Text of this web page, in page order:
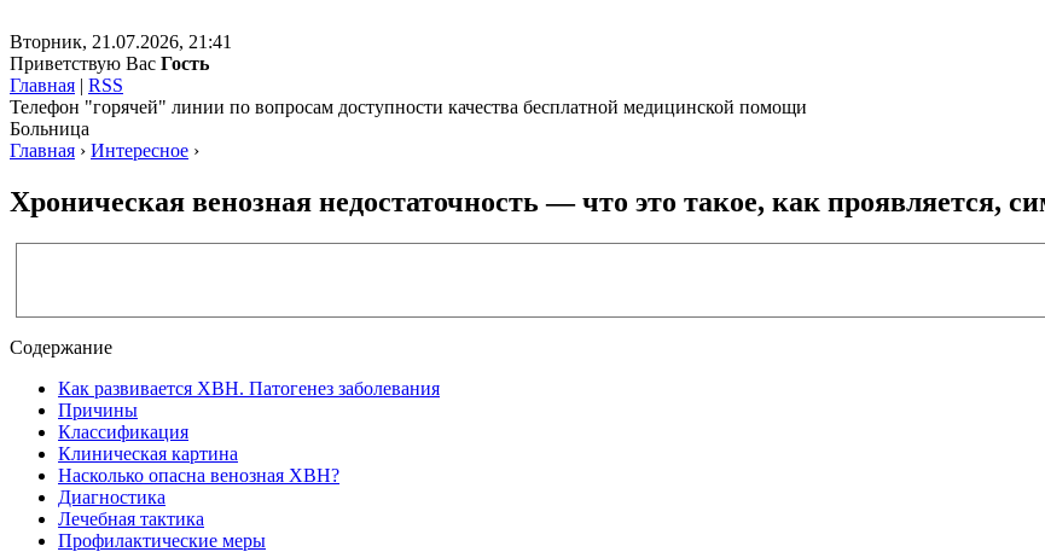
Вторник, 21.07.2026, 21:41
Приветствую Вас Гость
Главная | RSS
Телефон "горячей" линии по вопросам доступности качества бесплатной медицинской помощи
Больница
Главная › Интересное ›
Хроническая венозная недостаточность — что это такое, как проявляется,
Содержание
Как развивается ХВН. Патогенез заболевания
Причины
Классификация
Клиническая картина
Насколько опасна венозная ХВН?
Диагностика
Лечебная тактика
Профилактические меры